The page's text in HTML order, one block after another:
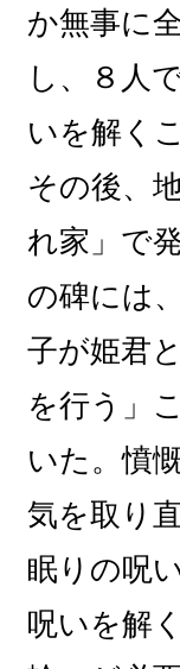
か無事に
し、８人
いを解く
その後、
れ家」で
の碑には
子が姫君
を行う」
いた。憤
気を取り
眠りの呪
呪いを解